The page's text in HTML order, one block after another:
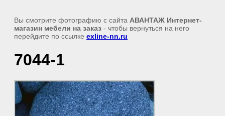
Вы смотрите фотографию с сайта АВАНТАЖ Интернет-
магазин мебели на заказ - чтобы вернуться на него
перейдите по ссылке exline-nn.ru
7044-1